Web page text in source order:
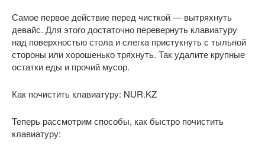
Самое первое действие перед чисткой — вытряхнуть
девайс. Для этого достаточно перевернуть клавиатуру
над поверхностью стола и слегка пристукнуть с тыльной
стороны или хорошенько тряхнуть. Так удалите крупные
остатки еды и прочий мусор.
Как почистить клавиатуру: NUR.KZ
Теперь рассмотрим способы, как быстро почистить
клавиатуру: